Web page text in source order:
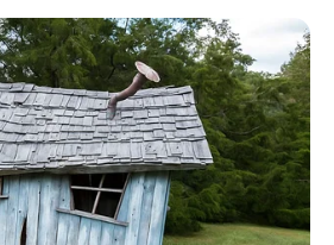
DYP sürücülərəmüraciət edib